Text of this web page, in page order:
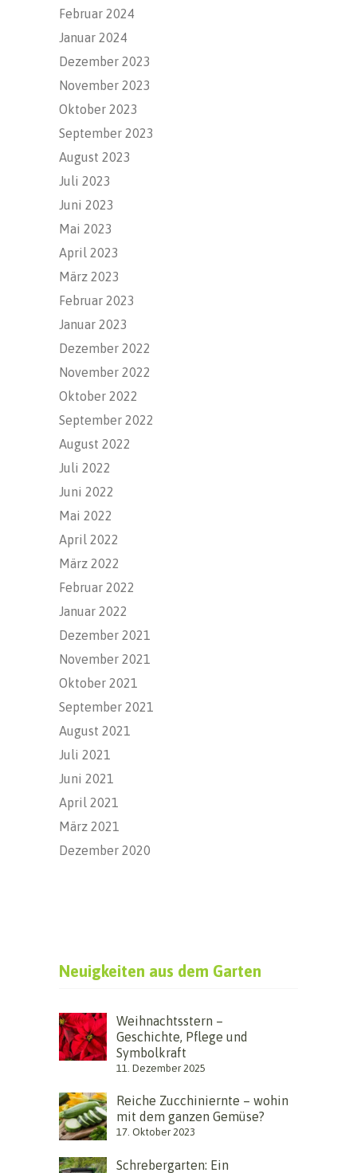
Februar 2024
Januar 2024
Dezember 2023
November 2023
Oktober 2023
September 2023
August 2023
Juli 2023
Juni 2023
Mai 2023
April 2023
März 2023
Februar 2023
Januar 2023
Dezember 2022
November 2022
Oktober 2022
September 2022
August 2022
Juli 2022
Juni 2022
Mai 2022
April 2022
März 2022
Februar 2022
Januar 2022
Dezember 2021
November 2021
Oktober 2021
September 2021
August 2021
Juli 2021
Juni 2021
April 2021
März 2021
Dezember 2020
Neuigkeiten aus dem Garten
Weihnachtsstern –
Geschichte, Pflege und
Symbolkraft
11. Dezember 2025
Reiche Zucchiniernte – wohin
mit dem ganzen Gemüse?
17. Oktober 2023
Schrebergarten: Ein